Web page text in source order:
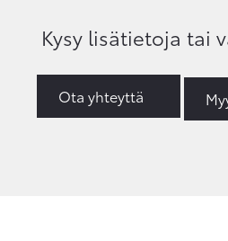
Kysy lisätietoja tai
Ota yhteyttä